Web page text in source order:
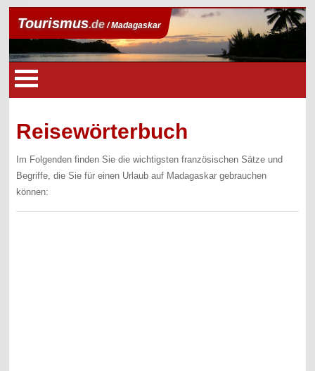
Tourismus.de/ Madagaskar
Reisewörterbuch
Im Folgenden finden Sie die wichtigsten französischen Sätze und
Begriffe, die Sie für einen Urlaub auf Madagaskar gebrauchen
können: